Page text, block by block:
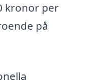
kronor per
på